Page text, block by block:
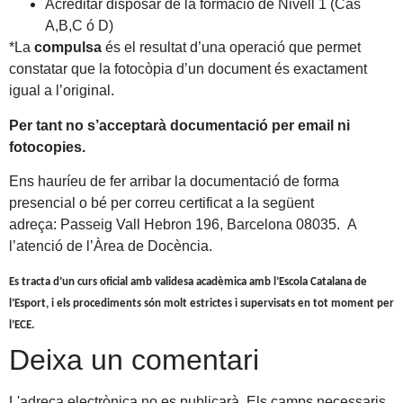
Acreditar disposar de la formació de Nivell 1 (Cas
A,B,C ó D)
*La compulsa és el resultat d’una operació que permet
constatar que la fotocòpia d’un document és exactament
igual a l’original.
Per tant no s’acceptarà documentació per email ni
fotocopies.
Ens hauríeu de fer arribar la documentació de forma
presencial o bé per correu certificat a la següent
adreça: Passeig Vall Hebron 196, Barcelona 08035. A
l’atenció de l’Àrea de Docència.
Es tracta d’un curs oficial amb validesa acadèmica amb l’Escola Catalana de
l’Esport, i els procediments són molt estrictes i supervisats en tot moment per
l’ECE.
Deixa un comentari